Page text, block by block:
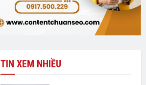
TIN XEM NHIỀU